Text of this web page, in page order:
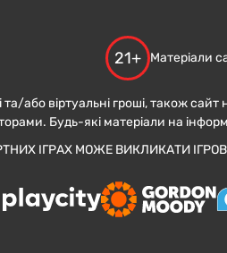
21+ Матеріали
або віртуальні гроші, також
Будь-які матеріали на
ІГРАХ МОЖЕ ВИКЛИКАТИ